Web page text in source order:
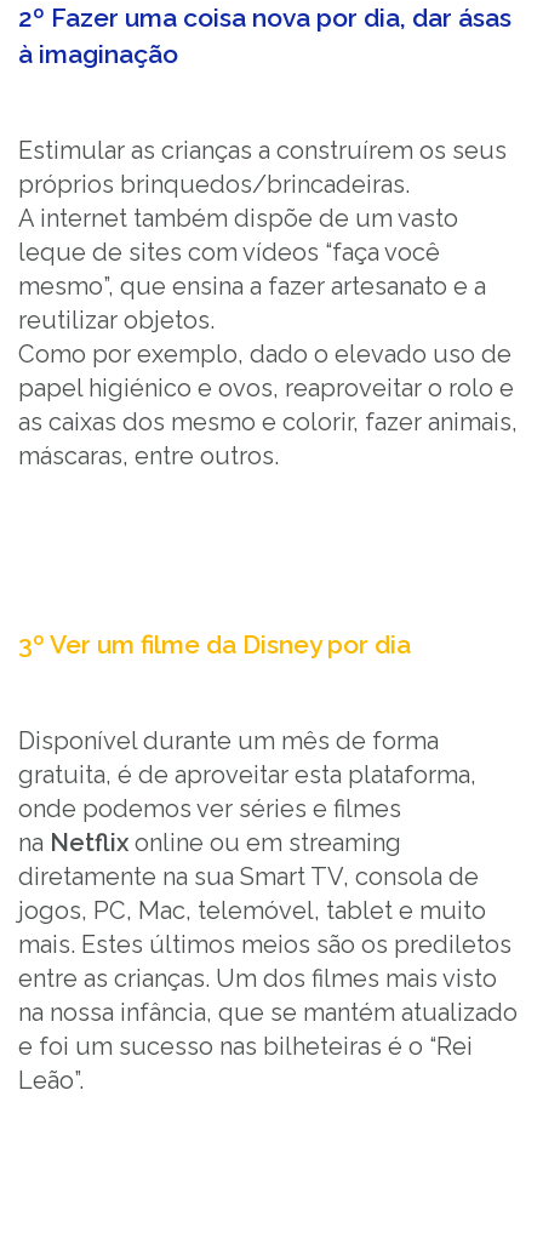
2º Fazer uma coisa nova por dia, dar ásas
à imaginação
Estimular as crianças a construírem os seus
próprios brinquedos/brincadeiras.
A internet também dispõe de um vasto
leque de sites com vídeos “faça você
mesmo”, que ensina a fazer artesanato e a
reutilizar objetos.
Como por exemplo, dado o elevado uso de
papel higiénico e ovos, reaproveitar o rolo e
as caixas dos mesmo e colorir, fazer animais,
máscaras, entre outros.
3º Ver um filme da Disney por dia
Disponível durante um mês de forma
gratuita, é de aproveitar esta plataforma,
onde podemos ver séries e filmes
na Netflix online ou em streaming
diretamente na sua Smart TV, consola de
jogos, PC, Mac, telemóvel, tablet e muito
mais. Estes últimos meios são os prediletos
entre as crianças. Um dos filmes mais visto
na nossa infância, que se mantém atualizado
e foi um sucesso nas bilheteiras é o “Rei
Leão”.